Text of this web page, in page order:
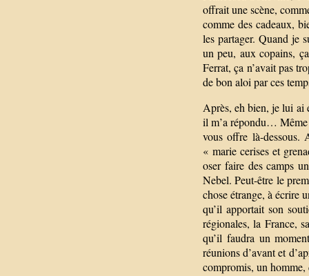
offrait une scène,
comme des cadeaux,
les partager. Quand je
un peu, aux copains,
Ferrat, ça n’avait pas
de bon aloi par ces
Après, eh bien, je lui ai
il m’a répondu… Même
vous offre là-dessous.
« marie cerises et
oser faire des camps
Nebel. Peut-être le
chose étrange, à écrire
qu’il apportait son
régionales, la France,
qu’il faudra un
réunions d’avant et
compromis, un